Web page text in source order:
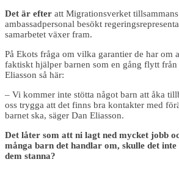
Det är efter att Migrationsverket
ambassadpersonal besökt
samarbetet växer fram.
På Ekots fråga om vilka garantier de har om
faktiskt hjälper barnen som en gång flytt från
Eliasson så här:
– Vi kommer inte stötta något barn att åka
oss trygga att det finns bra kontakter med
barnet ska, säger Dan Eliasson.
Det låter som att ni lagt ned mycket jobb
många barn det handlar om, skulle det
dem stanna?